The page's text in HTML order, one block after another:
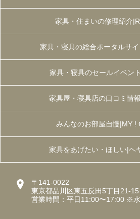
家具・住まいの修理紹介
家具・寝具の総合ポータルサ
家具・寝具のセールイベン
家具屋・寝具店の口コミ情
みんなのお部屋自慢|MY !
家具をあげたい・ほしい|ヘ
〒141-0022
東京都品川区東五反田5丁目21-
営業時間：平日11:00〜17:00 ※